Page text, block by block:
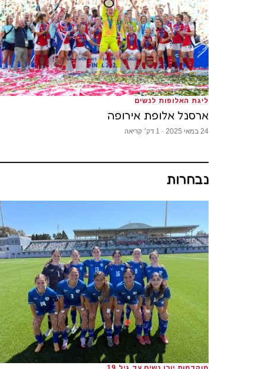
ליגת האלופות לנשים
ארסנל אלופת אירופה
24 במאי 2025 · 1 דק׳ קריאה
נבחרות